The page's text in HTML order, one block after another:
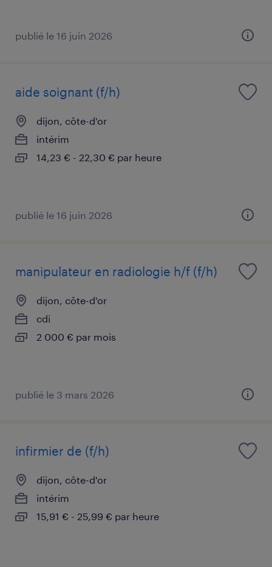
publié le 16 juin 2026
aide soignant (f/h)
dijon, côte-d'or
intérim
14,23 € - 22,30 € par heure
publié le 16 juin 2026
manipulateur en radiologie h/f (f/h)
dijon, côte-d'or
cdi
2 000 € par mois
publié le 3 mars 2026
infirmier de (f/h)
dijon, côte-d'or
intérim
15,91 € - 25,99 € par heure